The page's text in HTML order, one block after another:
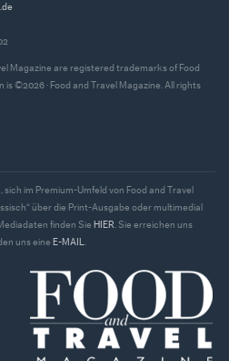
Magazine are registered trademarks of Food
©2026 · Food and Travel Magazine. All rights
im Premium-Umfeld von Food and Travel
über die Print-Ausgabe oder multimedial
finden Sie HIER . Sie erreichen uns
uns eine E-MAIL